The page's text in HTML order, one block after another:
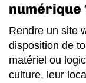
numérique
Rendre un site
disposition de
matériel ou
culture, leur